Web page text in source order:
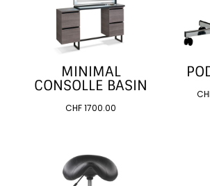
MINIMAL
CONSOLLE BASIN
CHF1700.00